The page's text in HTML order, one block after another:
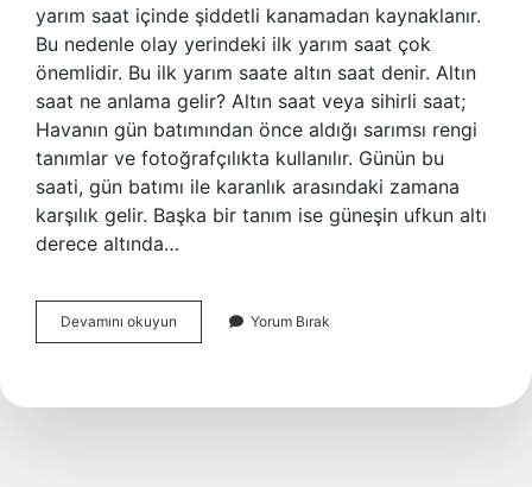
yarım saat içinde şiddetli kanamadan kaynaklanır.
Bu nedenle olay yerindeki ilk yarım saat çok
önemlidir. Bu ilk yarım saate altın saat denir. Altın
saat ne anlama gelir? Altın saat veya sihirli saat;
Havanın gün batımından önce aldığı sarımsı rengi
tanımlar ve fotoğrafçılıkta kullanılır. Günün bu
saati, gün batımı ile karanlık arasındaki zamana
karşılık gelir. Başka bir tanım ise güneşin ufkun altı
derece altında…
Devamını okuyun
Saat
Yorum Bırak